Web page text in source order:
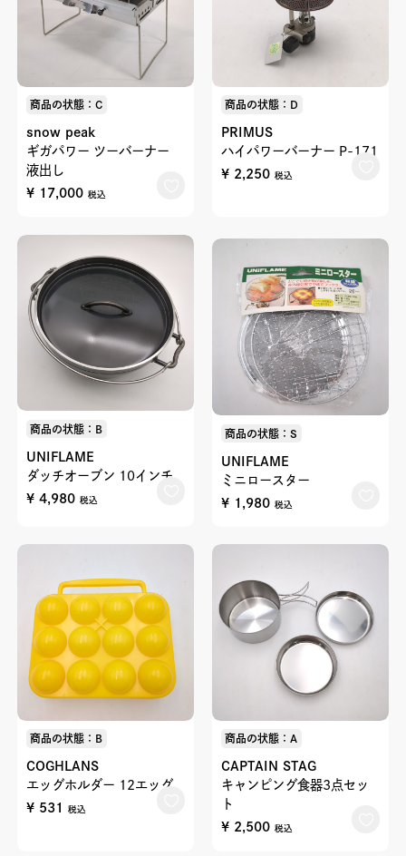
商品の状態：C
snow peak
ギガパワー ツーバーナー
液出し
¥ 17,000 税込
商品の状態：D
PRIMUS
ハイパワーバーナー P-171
¥ 2,250 税込
商品の状態：B
UNIFLAME
ダッチオーブン 10インチ
¥ 4,980 税込
商品の状態：S
UNIFLAME
ミニロースター
¥ 1,980 税込
商品の状態：B
COGHLANS
エッグホルダー 12エッグ
¥ 531
税込
商品の状態：A
CAPTAIN STAG
キャンピング食器3点セッ
ト
¥ 2,500 税込